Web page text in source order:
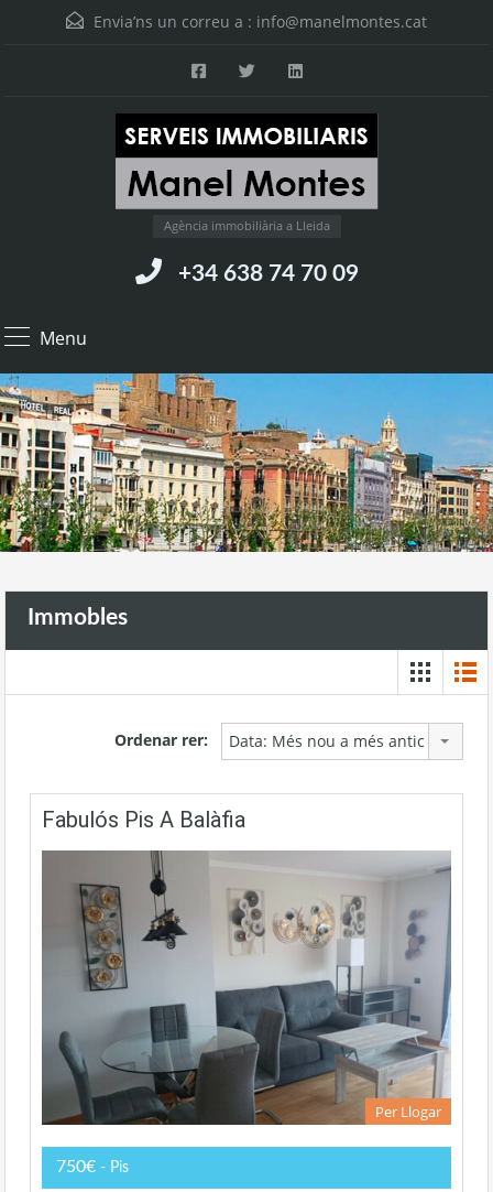
Envia’ns un correu a : info@manelmontes.cat
Agència immobiliària a Lleida
+34 638 74 70 09
Menu
Immobles
Ordenar rer: Data: Més nou a més antic
Fabulós Pis A Balàfia
Per Llogar
750€ - Pis